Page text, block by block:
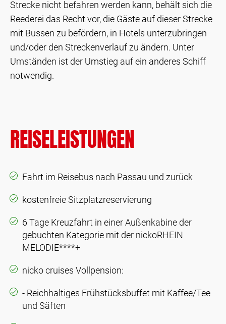
Strecke nicht befahren werden kann, behält sich die
Reederei das Recht vor, die Gäste auf dieser Strecke
mit Bussen zu befördern, in Hotels unterzubringen
und/oder den Streckenverlauf zu ändern. Unter
Umständen ist der Umstieg auf ein anderes Schiff
notwendig.
REISELEISTUNGEN
Fahrt im Reisebus nach Passau und zurück
kostenfreie Sitzplatzreservierung
6 Tage Kreuzfahrt in einer Außenkabine der
gebuchten Kategorie mit der nickoRHEIN
MELODIE****+
nicko cruises Vollpension:
- Reichhaltiges Frühstücksbuffet mit Kaffee/Tee
und Säften